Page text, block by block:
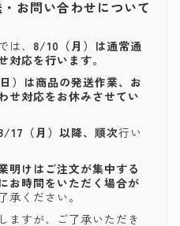
お問い合わせについて
、 8/10（月）は通常通
対応を行います。
）は商品の発送作業、お
せ対応をお休みさせてい
17（月）以降、順次行い
明けはご注文が集中する
お時間をいただく場合が
承ください。
ますが、ご了承いただき